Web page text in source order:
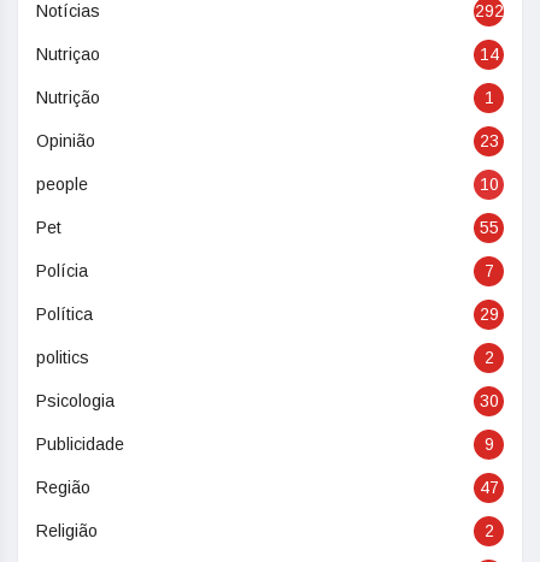
Notícias 292
Nutriçao 14
Nutrição 1
Opinião 23
people 10
Pet 55
Polícia 7
Política 29
politics 2
Psicologia 30
Publicidade 9
Região 47
Religião 2